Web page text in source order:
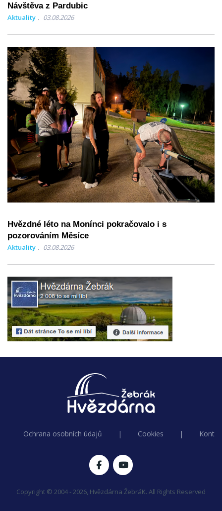
Návštěva z Pardubic
Aktuality 03.08.2026
Hvězdné léto na Monínci pokračovalo i s
pozorováním Měsíce
Aktuality 03.08.2026
Ochrana osobních údajů | Cookies |
Copyright © 2004 - 2026, Hvězdárna ŽebráK. All Rights Reserved